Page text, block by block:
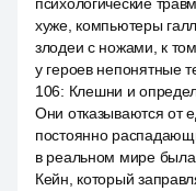
хуже, компьютеры
злодеи с ножами, к
у героев непонятные
106: Клешни и
Они отказываются от
постоянно
в реальном мире была
Кейн, который